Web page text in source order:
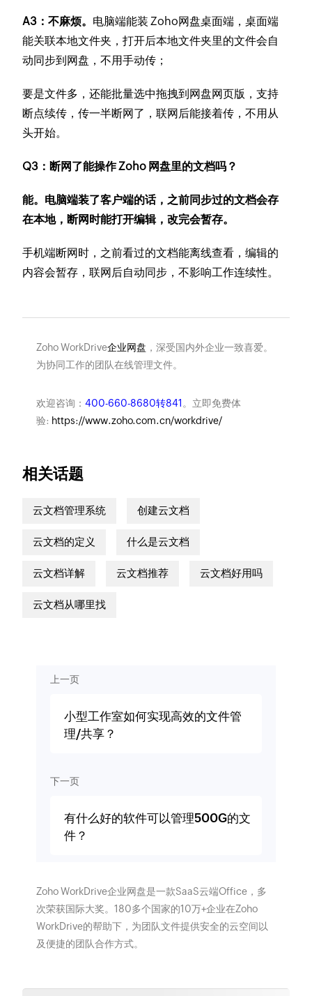
A3：不麻烦。 电脑端能装 Zoho网盘桌面端，桌面端
能关联本地文件夹，打开后本地文件夹里的文件会自
动同步到网盘，不用手动传；
要是文件多，还能批量选中拖拽到网盘网页版，支持
断点续传，传一半断网了，联网后能接着传，不用从
头开始。
Q3：断网了能操作 Zoho 网盘里的文档吗？
能。电脑端装了客户端的话，之前同步过的文档会存
在本地，断网时能打开编辑，改完会暂存。
手机端断网时，之前看过的文档能离线查看，编辑的
内容会暂存，联网后自动同步，不影响工作连续性。
Zoho WorkDrive企业网盘 ，深受国内外企业一致喜爱。
为协同工作的团队在线管理文件。
欢迎咨询： 400-660-8680转841 。立即免费体
验: https://www.zoho.com.cn/workdrive/
相关话题
云文档管理系统 创建云文档
云文档的定义 什么是云文档
云文档详解 云文档推荐 云文档好用吗
云文档从哪里找
上一页
小型工作室如何实现高效的文件管
理/共享？
下一页
有什么好的软件可以管理500G的文
件？
Zoho WorkDrive企业网盘是一款SaaS云端Office，多
次荣获国际大奖。180多个国家的10万+企业在Zoho
WorkDrive的帮助下，为团队文件提供安全的云空间以
及便捷的团队合作方式。